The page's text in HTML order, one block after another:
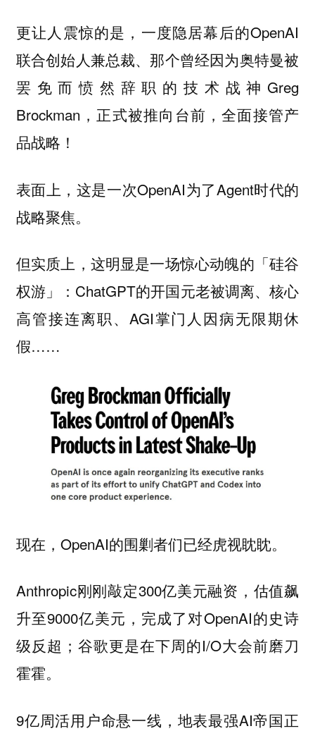
更让人震惊的是，一度隐居幕后的OpenAI
联合创始人兼总裁、那个曾经因为奥特曼被
罢免而愤然辞职的技术战神Greg
Brockman，正式被推向台前，全面接管产
品战略！
表面上，这是一次OpenAI为了Agent时代的
战略聚焦。
但实质上，这明显是一场惊心动魄的「硅谷
权游」：ChatGPT的开国元老被调离、核心
高管接连离职、AGI掌门人因病无限期休
假……
现在，OpenAI的围剿者们已经虎视眈眈。
Anthropic刚刚敲定300亿美元融资，估值飙
升至9000亿美元，完成了对OpenAI的史诗
级反超；谷歌更是在下周的I/O大会前磨刀
霍霍。
9亿周活用户命悬一线，地表最强AI帝国正